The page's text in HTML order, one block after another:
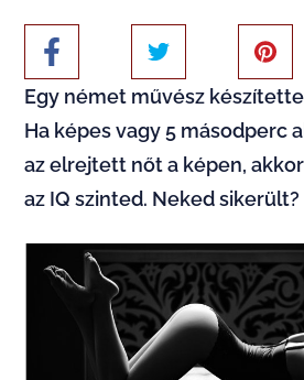
Egy német művész
Ha képes vagy 5 másodperc
az elrejtett nőt a képen,
az IQ szinted. Neked sikerült?